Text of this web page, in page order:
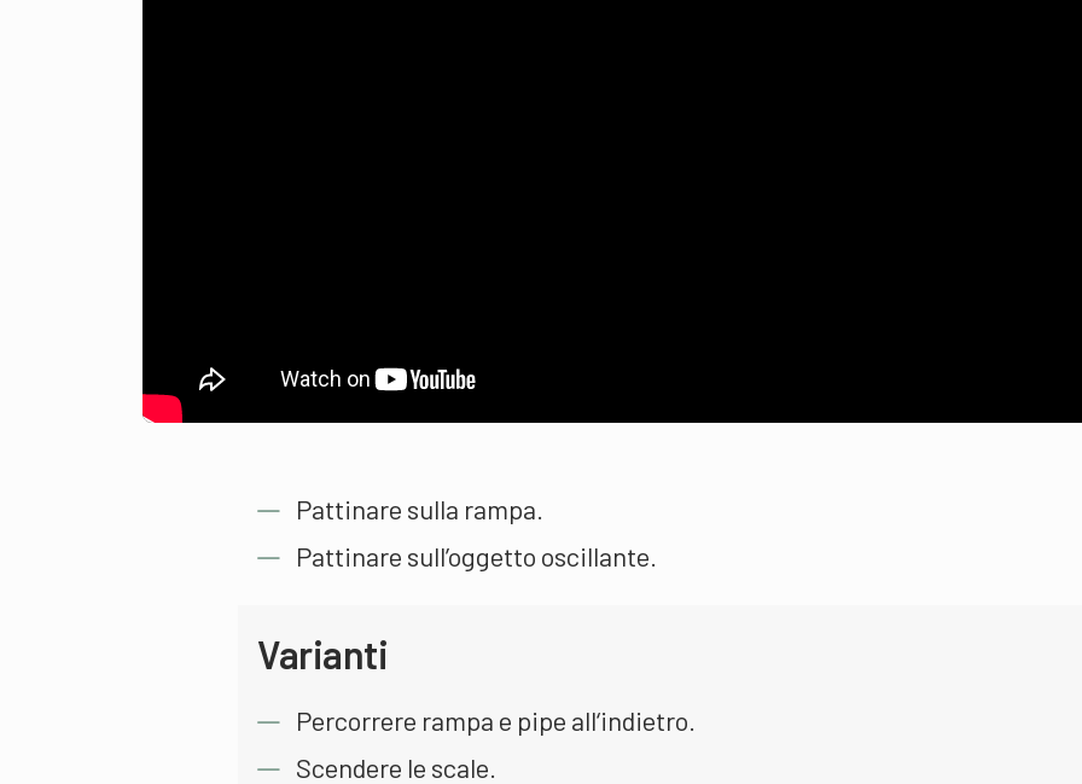
Pattinare sulla rampa.
Pattinare sull’oggetto oscillante.
Varianti
Percorrere rampa e pipe all‘indietro.
Scendere le scale.